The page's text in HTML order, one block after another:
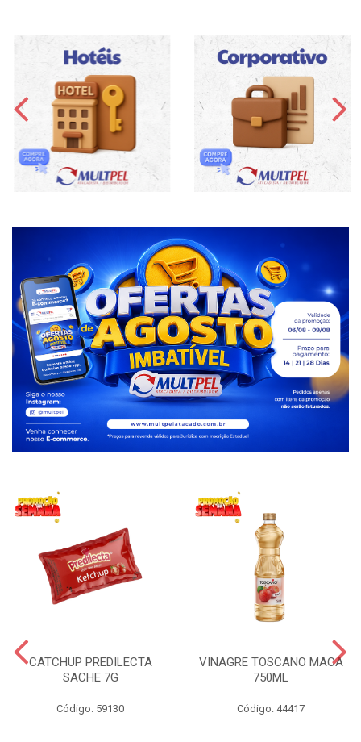
CATCHUP PREDILECTA
SACHE 7G
Código: 59130
VINAGRE TOSCANO MACA
750ML
Código: 44417